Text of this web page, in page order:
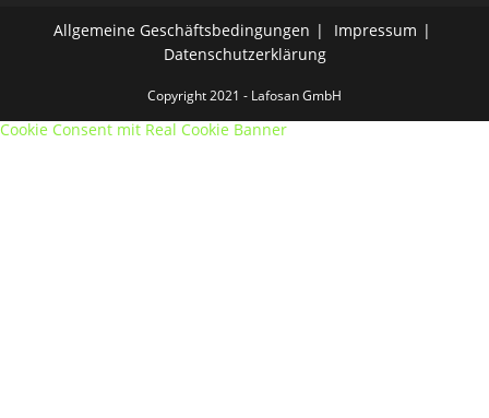
Allgemeine Geschäftsbedingungen
Impressum
Datenschutzerklärung
Copyright 2021 - Lafosan GmbH
Cookie Consent mit Real Cookie Banner